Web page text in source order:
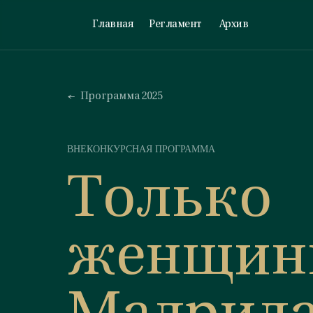
Главная Регламент Архив
Программа 2025
ВНЕКОНКУРСНАЯ ПРОГРАММА
Только